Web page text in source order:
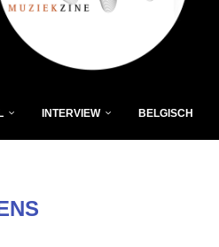
INTERVIEW BELGISCH